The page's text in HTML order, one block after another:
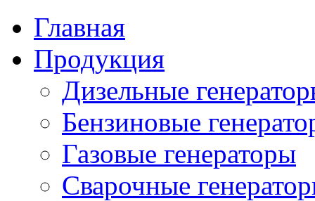
Главная
Продукция
Дизельные
Бензиновые
Газовые генераторы
Сварочные